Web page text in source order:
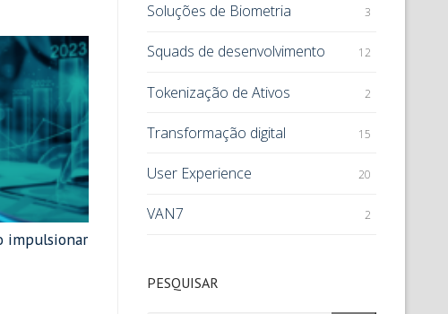
impulsionar
Soluções de Biometria 3
Squads de desenvolvimento 12
Tokenização de Ativos 2
Transformação digital 15
User Experience 20
VAN7 2
PESQUISAR